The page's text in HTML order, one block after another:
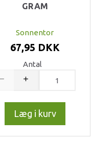
GRAM
Sonnentor
67,95 DKK
Antal
Læg i kurv